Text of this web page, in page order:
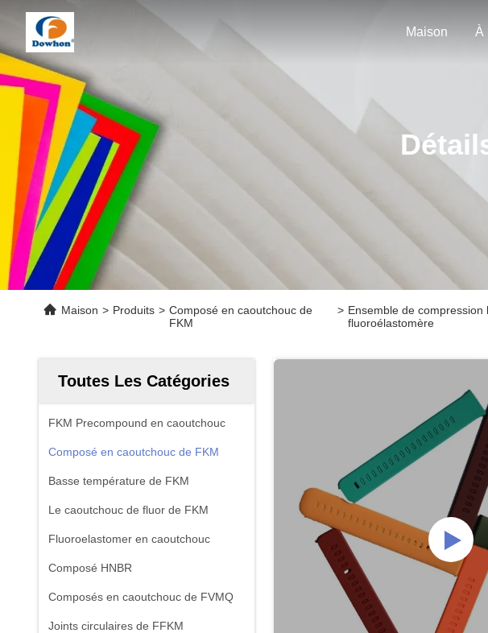
Maison
Maison > Produits > Composé en caoutchouc de
FKM
> Ensemble de
fluoroélastomère
Toutes Les Catégories
FKM Precompound en caoutchouc
Composé en caoutchouc de FKM
Basse température de FKM
Le caoutchouc de fluor de FKM
Fluoroelastomer en caoutchouc
Composé HNBR
Composés en caoutchouc de FVMQ
Joints circulaires de FFKM